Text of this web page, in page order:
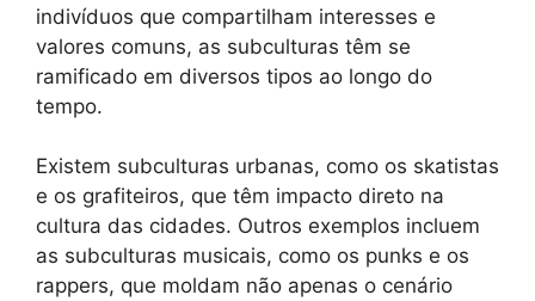
indivíduos que compartilham interesses e
valores comuns, as subculturas têm se
ramificado em diversos tipos ao longo do
tempo.
Existem subculturas urbanas, como os skatistas
e os grafiteiros, que têm impacto direto na
cultura das cidades. Outros exemplos incluem
as subculturas musicais, como os punks e os
rappers, que moldam não apenas o cenário